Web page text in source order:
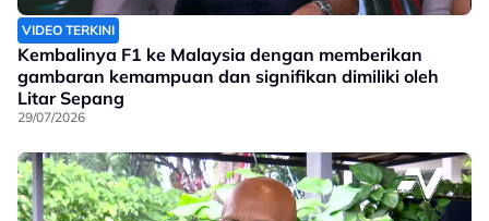
VIDEO TERKINI
Kembalinya F1 ke Malaysia dengan memberikan
gambaran kemampuan dan signifikan dimiliki oleh
Litar Sepang
29/07/2026